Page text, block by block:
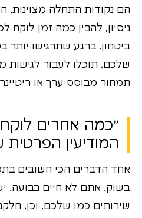
הם נקודות התחלה
ניסיון, להבין כמה זמן לוקח
ביטחון. ברגע שתרגישו יותר
שלכם, תוכלו לעבור לגישות
תמחור מבוסס ערך או
"כמה אחרים
המודיעין
אחד הדברים הכי חשובים
בשוק. אתם לא חיים בבועה.
שירותים כמו שלכם. וכן,